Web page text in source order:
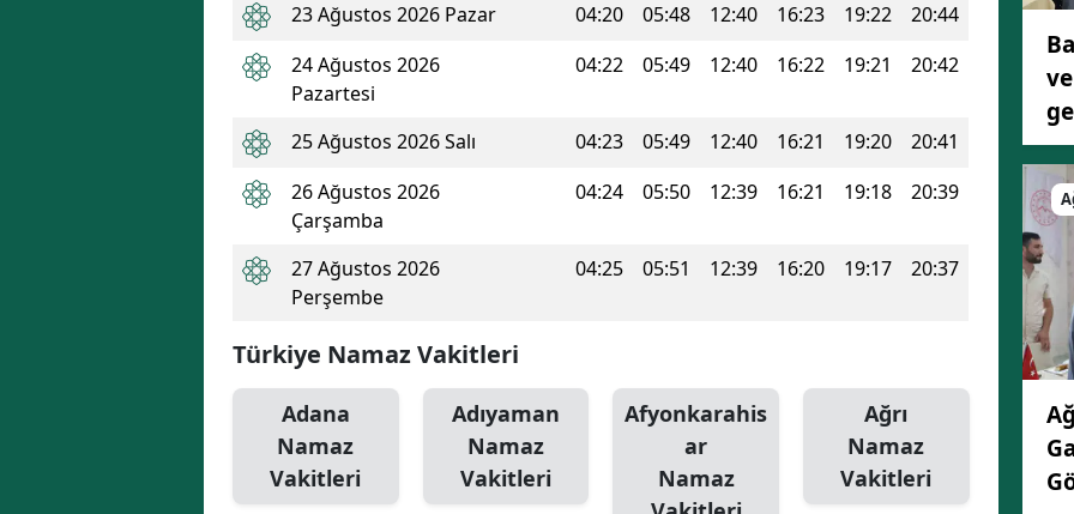
23 Ağustos 2026 Pazar 04:20 05:48 12:40 16:23 19:22
20:44
24 Ağustos 2026
Pazartesi
04:22 05:49 12:40 16:22 19:21 20:42
25 Ağustos 2026 Salı 04:23 05:49 12:40 16:21 19:20
20:41
26 Ağustos 2026
Çarşamba
04:24 05:50 12:39 16:21 19:18 20:39
27 Ağustos 2026
Perşembe
04:25 05:51 12:39 16:20 19:17 20:37
Türkiye Namaz Vakitleri
Adana
Namaz
Vakitleri
Adıyaman
Namaz
Vakitleri
Afyonkarahis
ar
Namaz
Ağrı
Namaz
Vakitleri